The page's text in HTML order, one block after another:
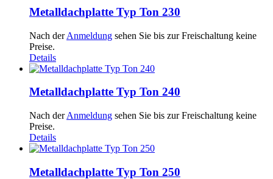
Metalldachplatte Typ Ton 230
Nach derAnmeldung sehen Sie bis zur Freischaltung keine
Preise.
Details
Metalldachplatte Typ Ton 240
Nach derAnmeldung sehen Sie bis zur Freischaltung keine
Preise.
Details
Metalldachplatte Typ Ton 250